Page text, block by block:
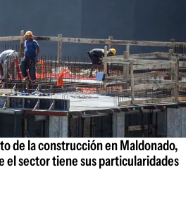
de la construcción en Maldonado,
el sector tiene sus particularidades